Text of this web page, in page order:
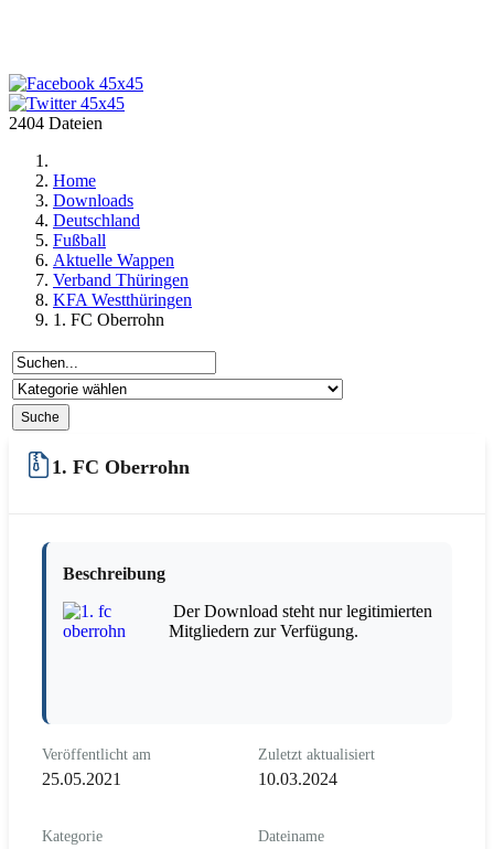
2404 Dateien
Home
Downloads
Deutschland
Fußball
Aktuelle Wappen
Verband Thüringen
KFA Westthüringen
1. FC Oberrohn
1. FC Oberrohn
Beschreibung
Der Download steht nur legitimierten
Mitgliedern zur Verfügung.
Veröffentlicht am
25.05.2021
Zuletzt aktualisiert
10.03.2024
Kategorie Dateiname